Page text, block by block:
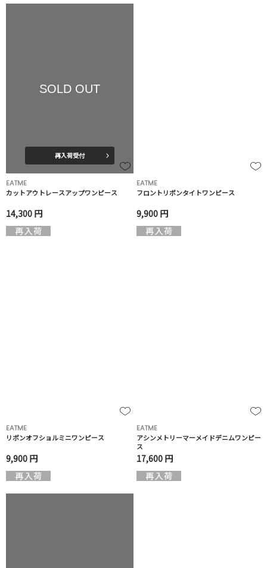
SOLD OUT
再入荷受付
EATME
カットアウトレースアップワンピース
14,300 円
EATME
フロントリボンタイトワンピース
9,900 円
EATME
リボンオフショルミニワンピース
9,900 円
EATME
アシンメトリーマーメイドデニムワンピー
ス
17,600 円